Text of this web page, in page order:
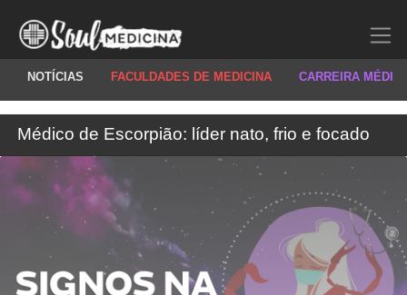
NOTÍCIAS FACULDADES DE MEDICINA CARREIRA
Médico de Escorpião: líder nato, frio e focado